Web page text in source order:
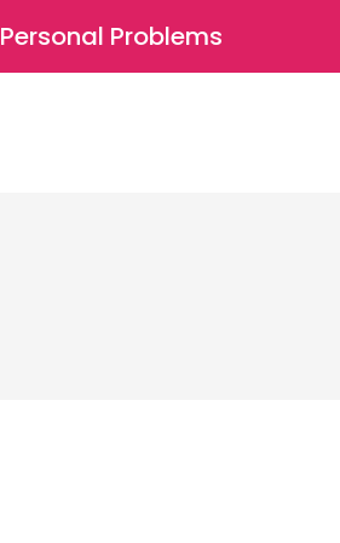
⚲
Personal Problems